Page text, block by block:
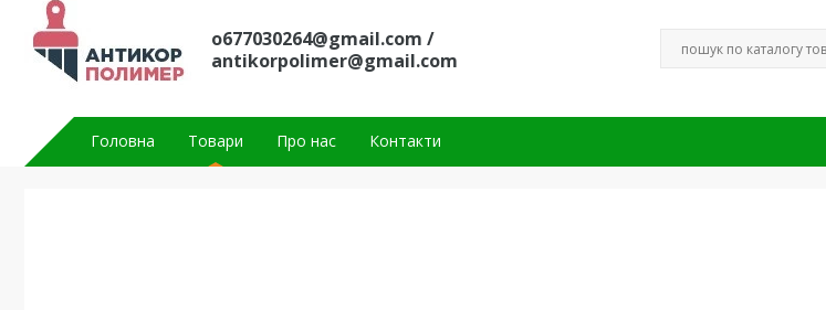
o677030264@gmail.com /
antikorpolimer@gmail.com
Головна Товари Про нас Контакти